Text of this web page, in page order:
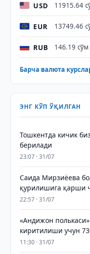
USD 11915.64
EUR 13749.46
RUB 146.19 сўм
Барча валюта
ЭНГ КЎП ЎҚИЛГАН
Тошкентда кичик
берилади
23:07 · 31/07
Саида Мирзиёева
қурилишига қарши
22:57 · 31/07
«Андижон
киритилиши учун
11:30 · 31/07